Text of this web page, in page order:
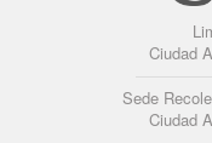
Ciudad
Sede
Ciudad